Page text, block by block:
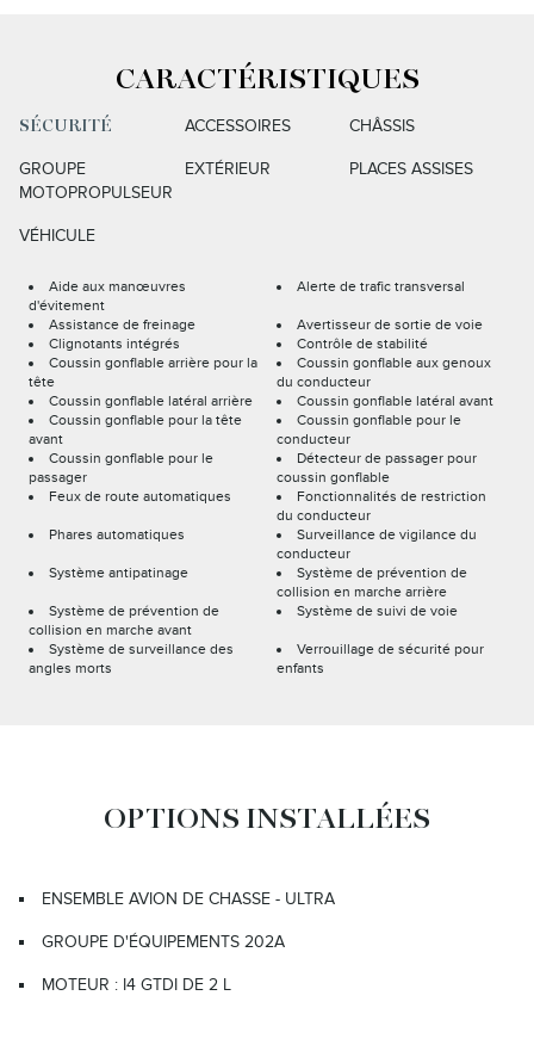
CARACTÉRISTIQUES
SÉCURITÉ ACCESSOIRES CHÂSSIS
GROUPE
MOTOPROPULSEUR
EXTÉRIEUR PLACES ASSISES
VÉHICULE
Aide aux manœuvres
d'évitement
Alerte de trafic transversal
Assistance de freinage
Avertisseur de sortie de voie
Clignotants intégrés
Contrôle de stabilité
Coussin gonflable arrière pour la
tête
Coussin gonflable aux genoux
du conducteur
Coussin gonflable latéral arrière
Coussin gonflable latéral avant
Coussin gonflable pour la tête
avant
Coussin gonflable pour le
conducteur
Coussin gonflable pour le
passager
Détecteur de passager pour
coussin gonflable
Feux de route automatiques
Fonctionnalités de restriction
du conducteur
Phares automatiques
Surveillance de vigilance du
conducteur
Système antipatinage
Système de prévention de
collision en marche arrière
Système de prévention de
collision en marche avant
Système de suivi de voie
Système de surveillance des
angles morts
Verrouillage de sécurité pour
enfants
OPTIONS INSTALLÉES
ENSEMBLE AVION DE CHASSE - ULTRA
GROUPE D'ÉQUIPEMENTS 202A
MOTEUR : I4 GTDI DE 2 L